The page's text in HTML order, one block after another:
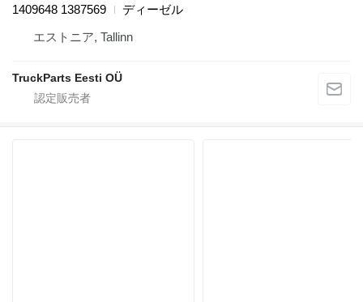
1409648 1387569
ディーゼル
エストニア, Tallinn
TruckParts Eesti OÜ